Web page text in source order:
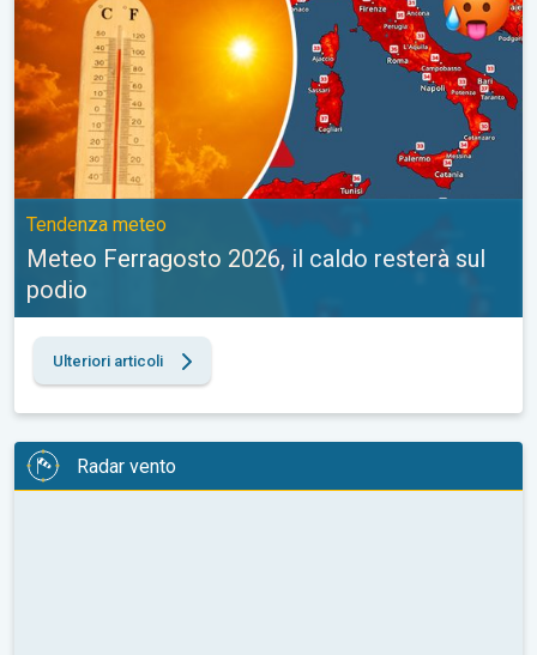
Tendenza meteo
Meteo Ferragosto 2026, il caldo resterà sul
podio
Ulteriori articoli
Radar vento